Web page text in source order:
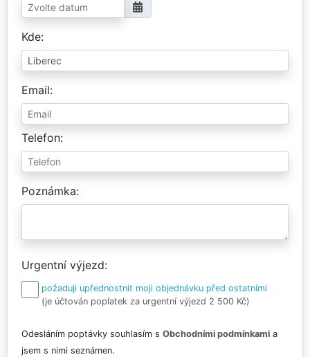
Kde
Email
Telefon
Poznámka
Urgentní výjezd
požaduji upřednostnit moji objednávku před ostatními
(je účtován poplatek za urgentní výjezd 2 500 Kč)
Odesláním poptávky souhlasím s Obchodními podmínkami a
jsem s nimi seznámen.